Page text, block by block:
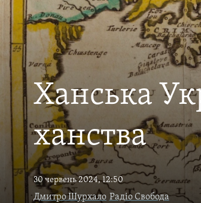
СВІДЧЕННЯ ОКУПАЦІЇ
УКРАЇНСЬКА ПРОБЛЕМА КРИМУ
ІНФОГРАФІКА
Ханська
ханства
30 червень 2024, 12:50
Дмитро Шурхало Радіо Свобода